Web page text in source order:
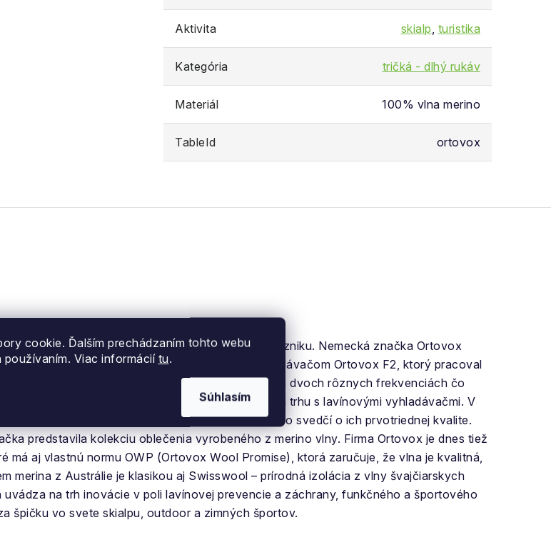
cookie. Ďalším prechádzaním tohto webu
používaním. Viac informáciítu.
Súhlasím
Aktivita skialp, turistika
Kategória tričká - dlhý rukáv
Materiál 100% vlna merino
TableId ortovox
a “vox” (hlas) čo sa vzťahuje k jej histórii vzniku. Nemecká značka Ortovox
Wegner prišli na trh s unikátnym lavínovým vyhladávačom Ortovox F2, ktorý pracoval
obete lavín. V tej dobe pracovali vyhladávače na dvoch rôznych frekvenciách čo
do dvoch rokov sa Ortovox F2 stal jednotkou na trhu s lavínovými vyhladávačmi. V
po 20 rokov mnohí tieto výrobky stále používajú čo svedčí o ich prvotriednej kvalite.
predstavila kolekciu oblečenia vyrobeného z merino vlny. Firma Ortovox je dnes tiež
má aj vlastnú normu OWP (Ortovox Wool Promise), ktorá zaručuje, že vlna je kvalitná,
merina z Austrálie je klasikou aj Swisswool – prírodná izolácia z vlny švajčiarskych
uvádza na trh inovácie v poli lavínovej prevencie a záchrany, funkčného a športového
špičku vo svete skialpu, outdoor a zimných športov.